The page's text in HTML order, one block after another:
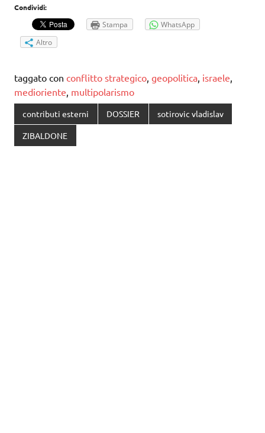
Condividi:
Stampa
WhatsApp
Altro
taggato con conflitto strategico geopolitica israele
medioriente multipolarismo
contributi esterni DOSSIER sotirovic vladislav
ZIBALDONE